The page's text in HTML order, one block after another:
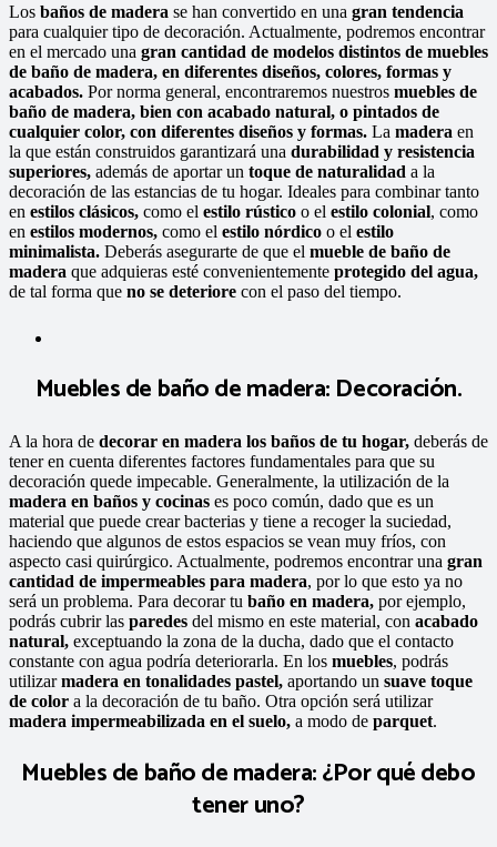
Los baños de madera se han convertido en una gran tendencia
para cualquier tipo de decoración. Actualmente, podremos encontrar
en el mercado una gran cantidad de modelos distintos de muebles
de baño de madera, en diferentes diseños, colores, formas y
acabados. Por norma general, encontraremos nuestros muebles de
baño de madera, bien con acabado natural, o pintados de
cualquier color, con diferentes diseños y formas. La madera en
la que están construidos garantizará una durabilidad y resistencia
superiores, además de aportar un toque de naturalidad a la
decoración de las estancias de tu hogar. Ideales para combinar tanto
en estilos clásicos, como el estilo rústico o el estilo colonial, como
en estilos modernos, como el estilo nórdico o el estilo
minimalista. Deberás asegurarte de que el mueble de baño de
madera que adquieras esté convenientemente protegido del agua,
de tal forma que no se deteriore con el paso del tiempo.
Muebles de baño de madera: Decoración.
A la hora de decorar en madera los baños de tu hogar, deberás de
tener en cuenta diferentes factores fundamentales para que su
decoración quede impecable. Generalmente, la utilización de la
madera en baños y cocinas es poco común, dado que es un
material que puede crear bacterias y tiene a recoger la suciedad,
haciendo que algunos de estos espacios se vean muy fríos, con
aspecto casi quirúrgico. Actualmente, podremos encontrar una gran
cantidad de impermeables para madera, por lo que esto ya no
será un problema. Para decorar tu baño en madera, por ejemplo,
podrás cubrir las paredes del mismo en este material, con acabado
natural, exceptuando la zona de la ducha, dado que el contacto
constante con agua podría deteriorarla. En los muebles, podrás
utilizarmadera en tonalidades pastel, aportando un suave toque
de color a la decoración de tu baño. Otra opción será utilizar
madera impermeabilizada en el suelo, a modo de parquet.
Muebles de baño de madera: ¿Por qué debo
tener uno?